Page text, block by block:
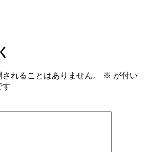
れることはありません。 ※ が付い
す